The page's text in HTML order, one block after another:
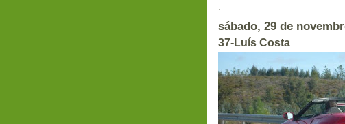
sábado, 29 de
37-Luís Costa